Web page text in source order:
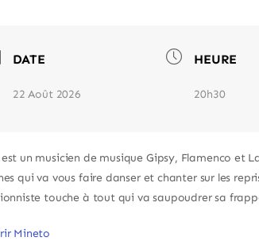
DATE
22 Août 2026
HEURE
20h30
un musicien de musique Gipsy, Flamenco et
qui va vous faire danser et chanter sur les
touche à tout qui va saupoudrer sa
Mineto